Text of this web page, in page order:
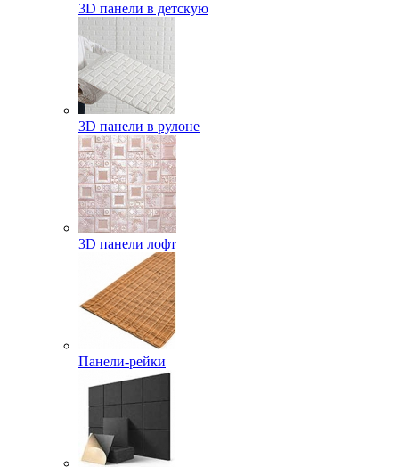
3D панели в детскую
3D панели в рулоне
3D панели лофт
Панели-рейки